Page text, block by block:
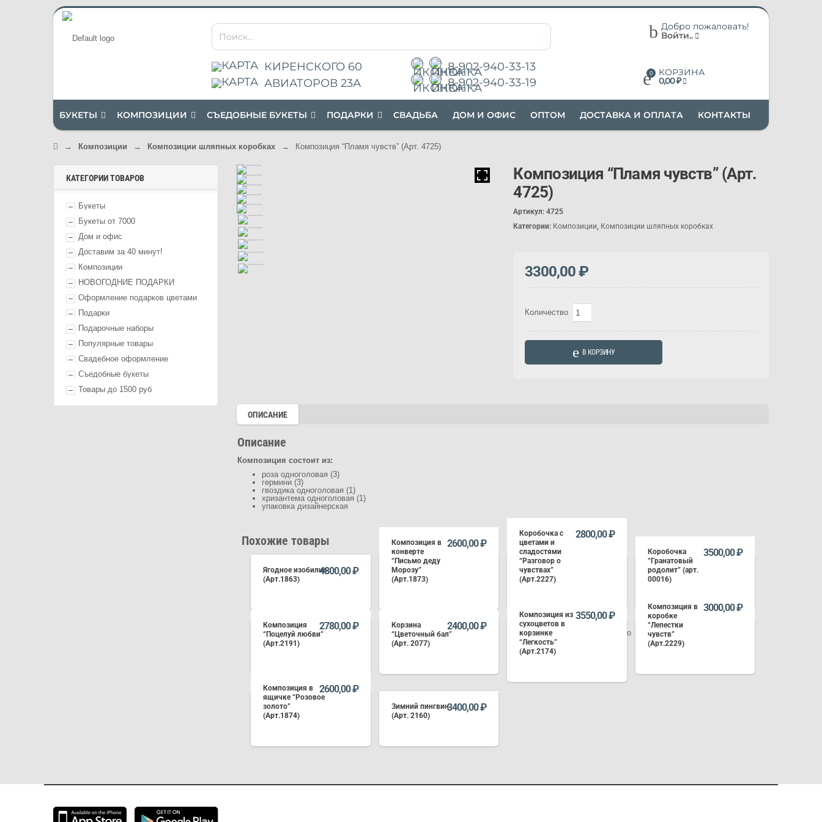
Добро пожаловать!
Войти..
КОРЗИНА
0,00₽
КИРЕНСКОГО 60
АВИАТОРОВ 23А
8-902-940-33-13
8-902-940-33-19
БУКЕТЫ КОМПОЗИЦИИ СЪЕДОБНЫЕ БУКЕТЫ ПОДАРКИ СВАДЬБА ДОМ И ОФИС ОПТОМ ДОСТАВКА И ОПЛАТА КОНТАКТЫ
→ Композиции → Композиции шляпных коробках → Композиция “Пламя чувств” (Арт. 4725)
КАТЕГОРИИ ТОВАРОВ
Букеты
Букеты от 7000
Дом и офис
Доставим за 40 минут!
Композиции
НОВОГОДНИЕ ПОДАРКИ
Оформление подарков цветами
Подарки
Подарочные наборы
Популярные товары
Свадебное оформление
Съедобные букеты
Товары до 1500 руб
Композиция “Пламя чувств” (Арт.
4725)
Артикул:4725
Категории: Композиции, Композиции шляпных коробках
3300,00₽
Количество
Количество
Композиция
“Пламя
В КОРЗИНУ
ОПИСАНИЕ
Описание
Композиция состоит из:
роза одноголовая (3)
гермини (3)
гвоздика одноголовая (1)
хризантема одноголовая (1)
упаковка дизайнерская
Похожие товары
Ягодное изобилие
(Арт.1863)
4800,00₽
Композиция в
конверте
“Письмо деду
Морозу”
(Арт.1873)
2600,00₽
Коробочка с
цветами и
сладостями
“Разговор о
чувствах”
(Арт.2227)
2800,00₽
В КОРЗИНУ
Коробочка
“Гранатовый
родолит” (арт.
00016)
3500,00₽
Композиция
“Поцелуй любви”
(Арт.2191)
2780,00₽
В КОРЗИНУ
Корзина
“Цветочный бал”
(Арт. 2077)
2400,00₽
Композиция из
сухоцветов в
корзинке
“Легкость”
(Арт.2174)
3550,00₽
Композиция в
коробке
“Лепестки
чувств”
(Арт.2229)
3000,00₽
Композиция в
ящичке “Розовое
золото”
(Арт.1874)
2600,00₽
Зимний пингвин
(Арт. 2160)
3400,00₽